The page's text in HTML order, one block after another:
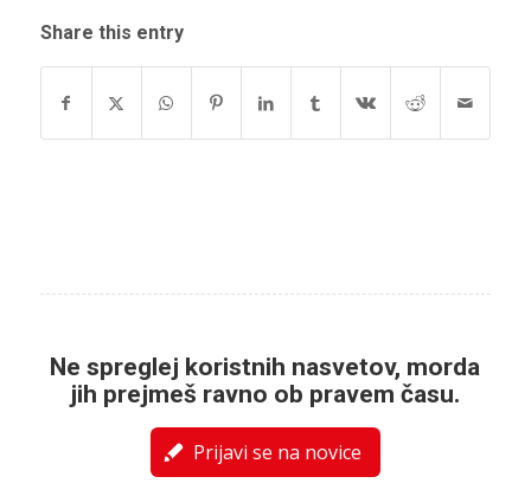
Share this entry
Ne spreglej koristnih nasvetov, morda
jih prejmeš ravno ob pravem času.
Prijavi se na novice